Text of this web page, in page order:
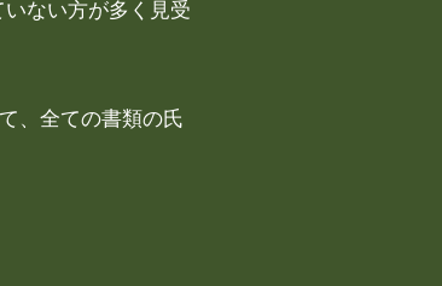
ない方が多く見受
、全ての書類の氏